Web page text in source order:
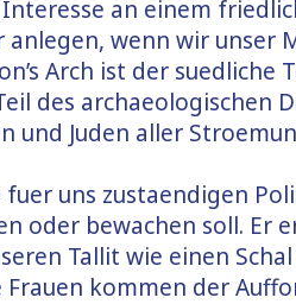
an einem
wenn wir unser
Arch ist der suedliche
des archaeologischen
und Juden aller
uns zustaendigen
oder bewachen soll.
Tallit wie einen
kommen der